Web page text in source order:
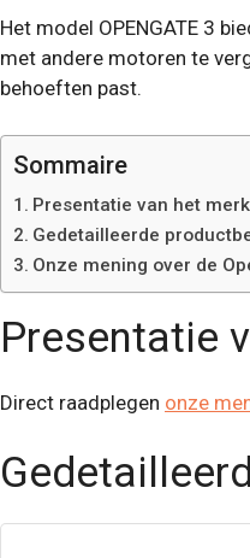
Het model OPENGATE 3
met andere motoren te
behoeften past.
Sommaire
Presentatie van het
Gedetailleerde
Onze mening over de
Presentatie
Direct raadplegen onze